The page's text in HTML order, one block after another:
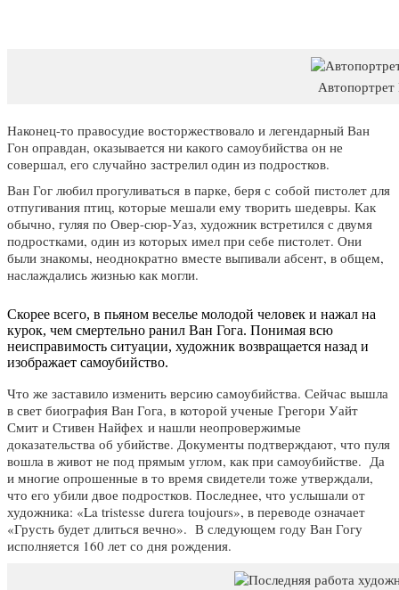
Автопортрет
Наконец-то правосудие восторжествовало и легендарный Ван
Гон оправдан, оказывается ни какого самоубийства он не
совершал, его случайно застрелил один из подростков.
Ван Гог любил прогуливаться в парке, беря с собой пистолет для
отпугивания птиц, которые мешали ему творить шедевры. Как
обычно, гуляя по Овер-сюр-Уаз, художник встретился с двумя
подростками, один из которых имел при себе пистолет. Они
были знакомы, неоднократно вместе выпивали абсент, в общем,
наслаждались жизнью как могли.
Скорее всего, в пьяном веселье молодой человек и нажал на
курок, чем смертельно ранил Ван Гога. Понимая всю
неисправимость ситуации, художник возвращается назад и
изображает самоубийство.
Что же заставило изменить версию самоубийства. Сейчас вышла
в свет биография Ван Гога, в которой ученые Грегори Уайт
Смит и Стивен Найфех и нашли неопровержимые
доказательства об убийстве. Документы подтверждают, что пуля
вошла в живот не под прямым углом, как при самоубийстве. Да
и многие опрошенные в то время свидетели тоже утверждали,
что его убили двое подростков. Последнее, что услышали от
художника: «La tristesse durera toujours», в переводе означает
«Грусть будет длиться вечно». В следующем году Ван Гогу
исполняется 160 лет со дня рождения.